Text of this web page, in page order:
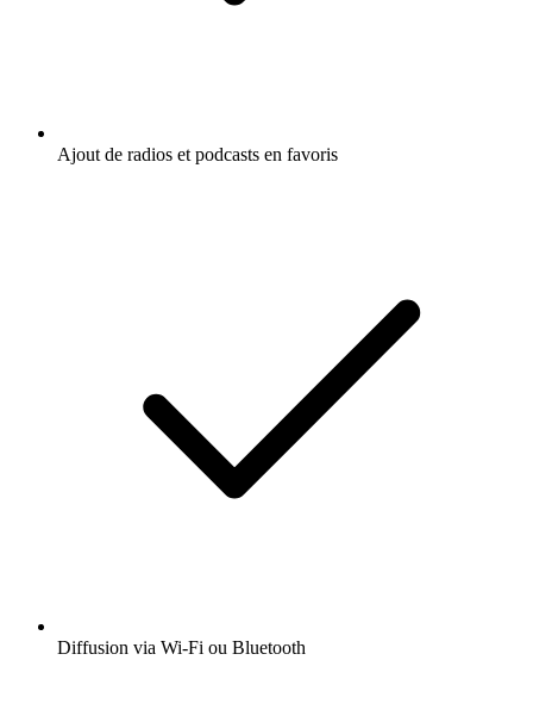
Ajout de radios et podcasts en favoris
Diffusion via Wi-Fi ou Bluetooth